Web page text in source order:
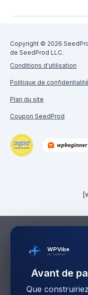
Copyright © 2026
de SeedProd LLC.
Conditions d'utilisation
Politique de confidentialité
Plan du site
Coupon SeedProd
WPVibe
par SeedProd
Avant de
Que